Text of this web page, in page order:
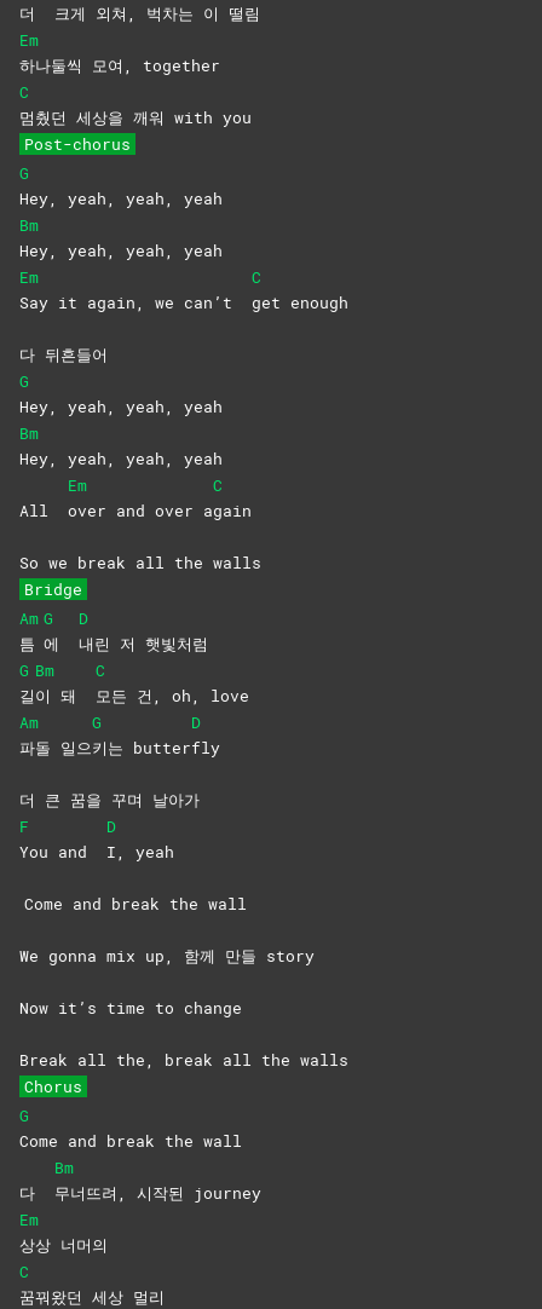
더 크게 외쳐, 벅차는 이 떨림
Em
하나둘씩 모여, together
C
멈췄던 세상을 깨워 with you
Post-chorus
G
Hey, yeah, yeah, yeah
Bm
Hey, yeah, yeah, yeah
Em
Say it again, we can’t
C
get enough
다 뒤흔들어
G
Hey, yeah, yeah, yeah
Bm
Hey, yeah, yeah, yeah
All
Em
over and over a
C
gain
So we break all the walls
Bridge
Am
틈
G
에
D
내린 저 햇빛처럼
G
길
Bm
이 돼
C
모든 건, oh, love
Am
파돌 일으
G
키는 butter
D
fly
더 큰 꿈을 꾸며 날아가
F
You and
D
I, yeah
Come and break the wall
We gonna mix up, 함께 만들 story
Now it’s time to change
Break all the, break all the walls
Chorus
G
Come and break the wall
다
Bm
무너뜨려, 시작된 journey
Em
상상 너머의
C
꿈꿔왔던 세상 멀리